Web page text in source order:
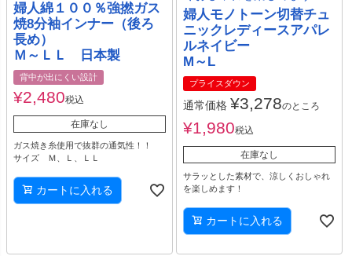
婦人綿１００％強撚ガス
焼8分袖インナー（後ろ
長め）
Ｍ～ＬＬ 日本製
背中が出にくい設計
¥2,480税込
在庫なし
ガス焼き糸使用で抜群の通気性！！
サイズ Ｍ、Ｌ、ＬＬ
カートに入れる
婦人モノトーン切替チュ
ニックレディースアパレ
ルネイビー
M～L
プライスダウン
通常価格 ¥3,278のところ
¥1,980税込
在庫なし
サラッとした素材で、涼しくおしゃれ
を楽しめます！
カートに入れる